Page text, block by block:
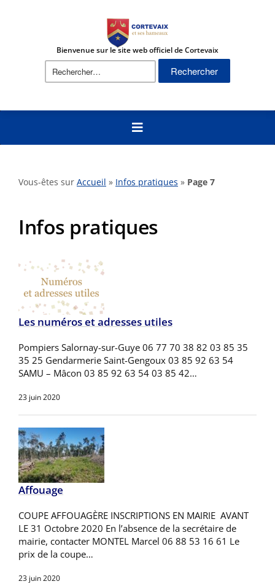
Bienvenue sur le site web officiel de Cortevaix
Rechercher :
Vous-êtes sur Accueil » Infos pratiques » Page 7
Infos pratiques
Les numéros et adresses utiles
Pompiers Salornay-sur-Guye 06 77 70 38 82 03 85 35
35 25 Gendarmerie Saint-Gengoux 03 85 92 63 54
SAMU – Mâcon 03 85 92 63 54 03 85 42…
23 juin 2020
Affouage
COUPE AFFOUAGÈRE INSCRIPTIONS EN MAIRIE AVANT
LE 31 Octobre 2020 En l’absence de la secrétaire de
mairie, contacter MONTEL Marcel 06 88 53 16 61 Le
prix de la coupe…
23 juin 2020